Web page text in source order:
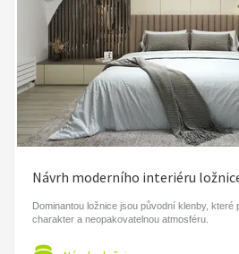
Návrh moderního interiéru
Dominantou ložnice jsou původní klenby, které
charakter a neopakovatelnou atmosféru.